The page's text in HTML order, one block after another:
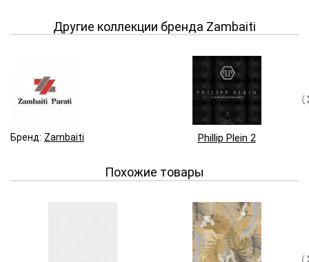
Другие коллекции бренда Zambaiti
Бренд: Zambaiti Phillip Plein 2
Похожие товары